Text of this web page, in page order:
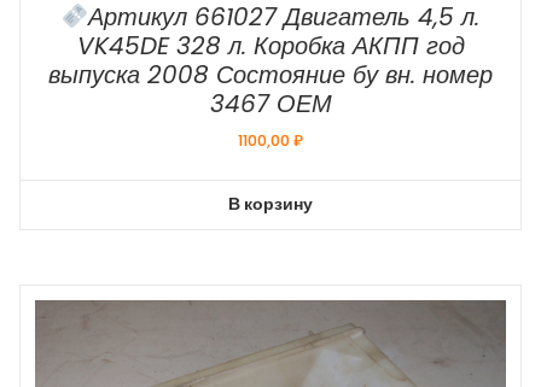
Артикул 661027 Двигатель 4,5 л.
VK45DE 328 л. Коробка АКПП год
выпуска 2008 Состояние бу вн. номер
3467 ОЕМ
1100,00₽
В корзину